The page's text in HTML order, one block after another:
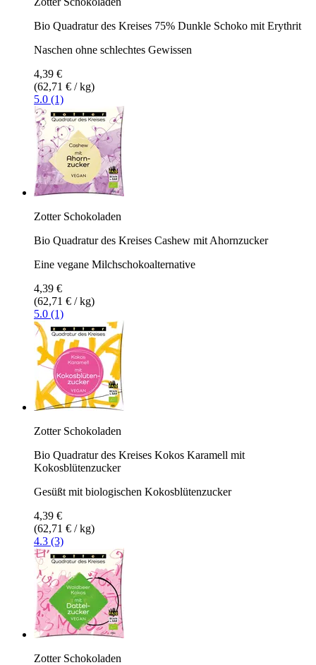
Bio Quadratur des Kreises 75% Dunkle Schoko mit Erythrit
Naschen ohne schlechtes Gewissen
4,39 €
(62,71 € / kg)
5.0 (1)
Zotter Schokoladen
Bio Quadratur des Kreises Cashew mit Ahornzucker
Eine vegane Milchschokoalternative
4,39 €
(62,71 € / kg)
5.0 (1)
Zotter Schokoladen
Bio Quadratur des Kreises Kokos Karamell mit
Kokosblütenzucker
Gesüßt mit biologischen Kokosblütenzucker
4,39 €
(62,71 € / kg)
4.3 (3)
Zotter Schokoladen